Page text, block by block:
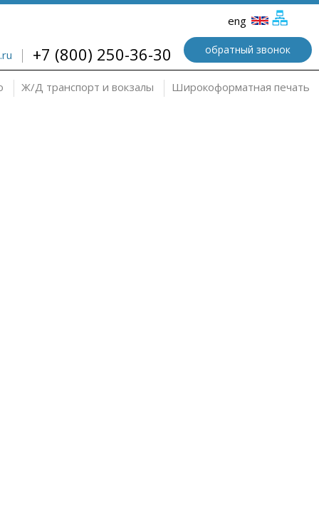
eng
обратный звонок
+7 (800) 250-36-30
Ж/Д транспорт и вокзалы Широкоформатная печать